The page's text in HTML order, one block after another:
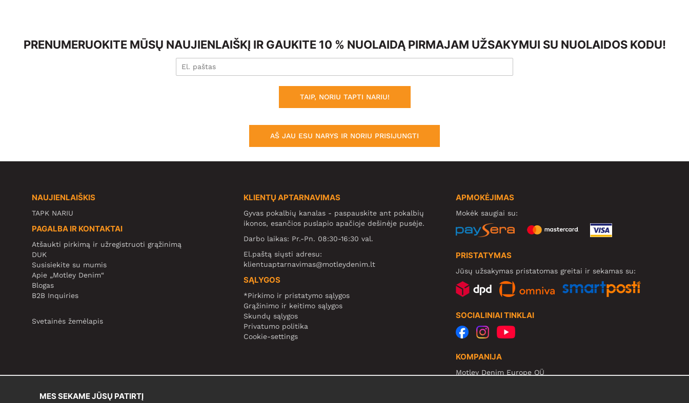
PRENUMERUOKITE MŪSŲ NAUJIENLAIŠKĮ IR GAUKITE 10 % NUOLAIDĄ PIRMAJAM UŽSAKYMUI SU NUOLAIDOS KODU!
TAIP, NORIU TAPTI NARIU!
AŠ JAU ESU NARYS IR NORIU PRISIJUNGTI
NAUJIENLAIŠKIS
TAPK NARIU
PAGALBA IR KONTAKTAI
Atšaukti pirkimą ir užregistruoti grąžinimą
DUK
Susisiekite su mumis
Apie „Motley Denim“
Blogas
B2B Inquiries
Svetainės žemėlapis
KLIENTŲ APTARNAVIMAS
Gyvas pokalbių kanalas - paspauskite ant pokalbių
ikonos, esančios puslapio apačioje dešinėje pusėje.
Darbo laikas: Pr.-Pn. 08:30-16:30 val.
El.paštą siųsti adresu:
klientuaptarnavimas@motleydenim.lt
SĄLYGOS
*Pirkimo ir pristatymo sąlygos
Grąžinimo ir keitimo sąlygos
Skundų sąlygos
Privatumo politika
Cookie-settings
APMOKĖJIMAS
Mokėk saugiai su:
PRISTATYMAS
Jūsų užsakymas pristatomas greitai ir sekamas su:
SOCIALINIAI TINKLAI
KOMPANIJA
Motley Denim Europe OÜ
MES SEKAME JŪSŲ PATIRTĮ